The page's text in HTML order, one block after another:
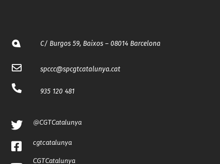
C/ Burgos 59, Baixos – 08014 Barcelona
spccc@spcgtcatalunya.cat
935 120 481
@CGTCatalunya
cgtcatalunya
CGTCatalunya